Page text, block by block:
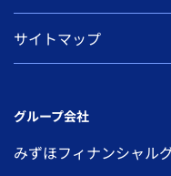
サイトマップ
グループ会社
みずほフィナンシャル